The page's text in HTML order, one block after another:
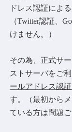
ドレス認証によ
（Twitter認証、
けません。）
その為、正式サ
ストサーバをご
ールアドレス認
す。（最初から
ている方は問題